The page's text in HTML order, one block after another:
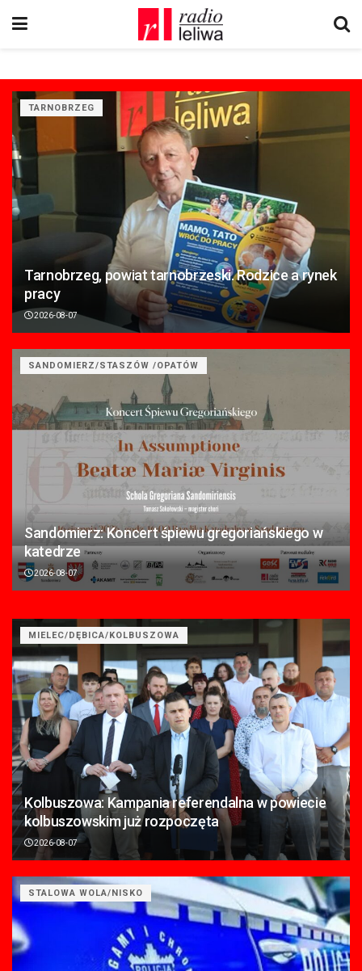
TARNOBRZEG
Tarnobrzeg, powiat tarnobrzeski. Rodzice a rynek
pracy
2026-08-07
SANDOMIERZ/STASZÓW /OPATÓW
Sandomierz: Koncert śpiewu gregoriańskiego w
katedrze
2026-08-07
MIELEC/DĘBICA/KOLBUSZOWA
Kolbuszowa: Kampania referendalna w powiecie
kolbuszowskim już rozpoczęta
2026-08-07
STALOWA WOLA/NISKO